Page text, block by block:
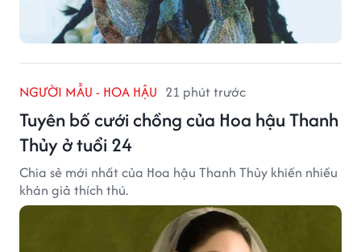
NGƯỜI MẪU - HOA HẬU 21 phút trước
Tuyên bố cưới chồng của Hoa hậu Thanh
Thủy ở tuổi 24
Chia sẻ mới nhất của Hoa hậu Thanh Thủy khiến nhiều
khán giả thích thú.